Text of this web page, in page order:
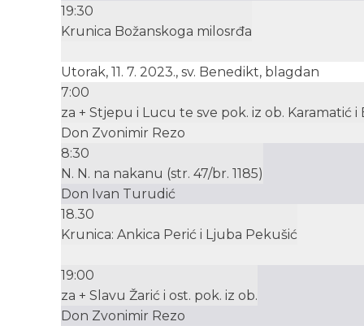
19:30
Krunica Božanskoga milosrđa
Utorak, 11. 7. 2023., sv. Benedikt, blagdan
7:00
za + Stjepu i Lucu te sve pok. iz ob. Karamatić i
Don Zvonimir Rezo
8:30
N. N. na nakanu (str. 47/br. 1185)
Don Ivan Turudić
18.30
Krunica: Ankica Perić i Ljuba Pekušić
19:00
za + Slavu Žarić i ost. pok. iz ob.
Don Zvonimir Rezo